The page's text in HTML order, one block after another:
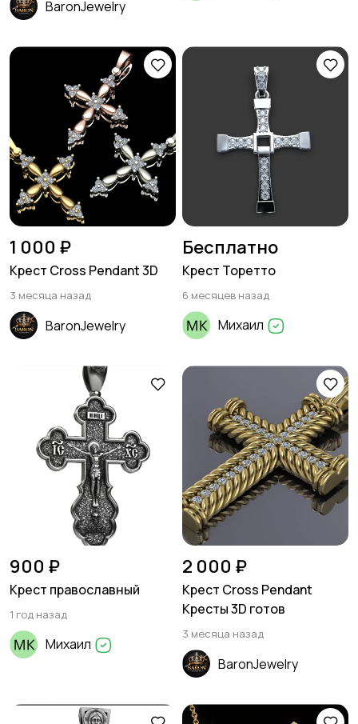
BaronJewelry
1 000 ₽
Крест Cross Pendant 3D
3 месяца назад
BaronJewelry
Бесплатно
Крест Торетто
6 месяцев назад
Михаил
900 ₽
Крест православный
1 год назад
Михаил
2 000 ₽
Крест Cross Pendant
Кресты 3D готов
3 месяца назад
BaronJewelry